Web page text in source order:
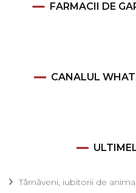
FARMACII DE
CANALUL
Târnăveni, iubitorii de